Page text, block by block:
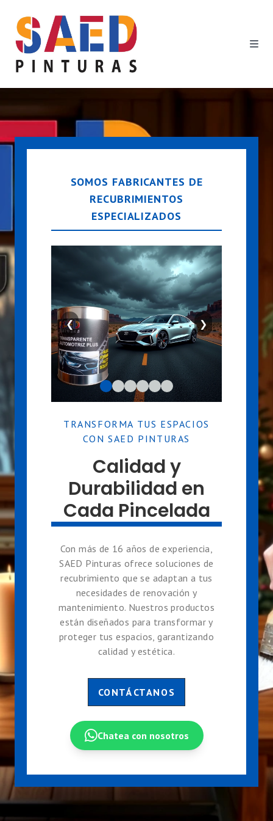
SOMOS FABRICANTES DE
RECUBRIMIENTOS
ESPECIALIZADOS
❮ ❯
TRANSFORMA TUS ESPACIOS
CON SAED PINTURAS
Calidad y
Durabilidad en
Cada Pincelada
Con más de 16 años de experiencia,
SAED Pinturas ofrece soluciones de
recubrimiento que se adaptan a tus
necesidades de renovación y
mantenimiento. Nuestros productos
están diseñados para transformar y
proteger tus espacios, garantizando
calidad y estética.
CONTÁCTANOS
Chatea con nosotros